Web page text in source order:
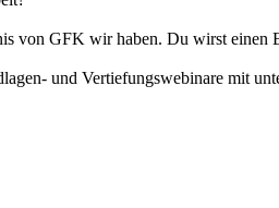
von GFK wir haben. Du wirst einen
und Vertiefungswebinare mit